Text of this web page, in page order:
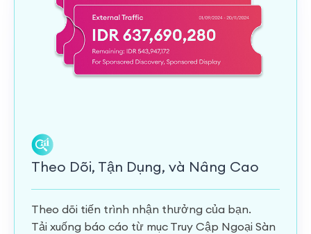
Theo Dõi, Tận Dụng, và Nâng Cao
Theo dõi tiến trình nhận thưởng của bạn.
Tải xuống báo cáo từ mục Truy Cập Ngoại Sàn